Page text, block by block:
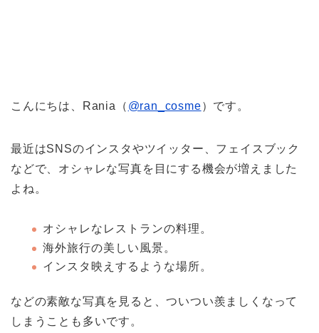
こんにちは、Rania（ @ran_cosme）です。
最近はSNSのインスタやツイッター、フェイスブック
などで、オシャレな写真を目にする機会が増えました
よね。
オシャレなレストランの料理。
海外旅行の美しい風景。
インスタ映えするような場所。
などの素敵な写真を見ると、ついつい羨ましくなって
しまうことも多いです。